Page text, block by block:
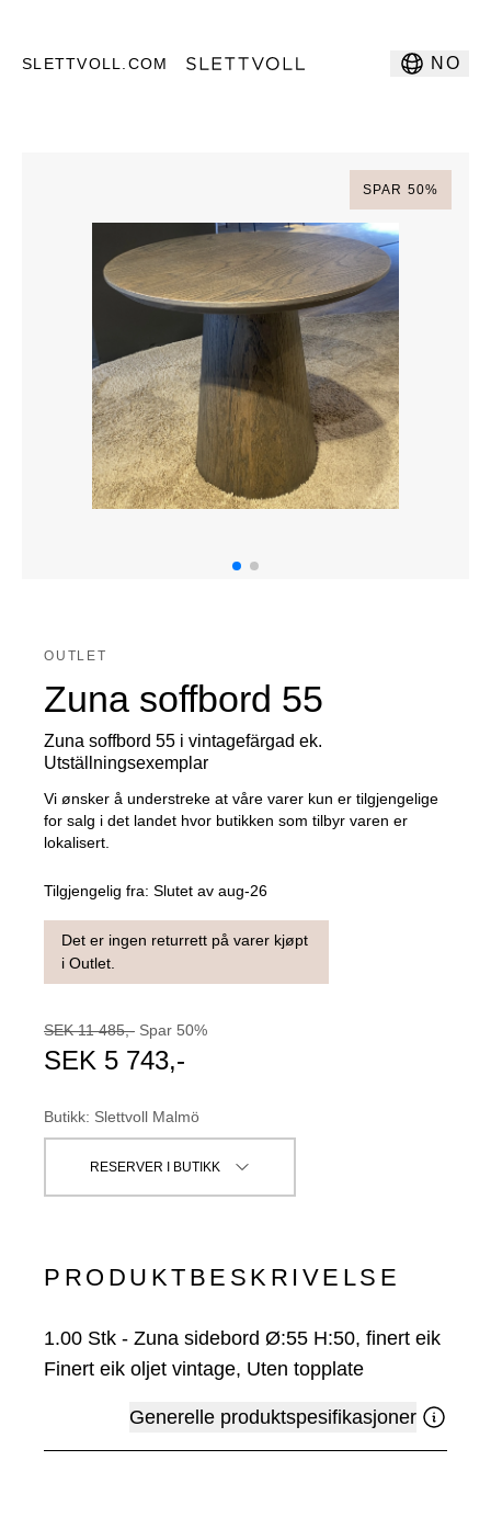
SLETTVOLL.COM NO
SPAR 50%
OUTLET
Zuna soffbord 55
Zuna soffbord 55 i vintagefärgad ek.
Utställningsexemplar
Vi ønsker å understreke at våre varer kun er tilgjengelige
for salg i det landet hvor butikken som tilbyr varen er
lokalisert.
Tilgjengelig fra: Slutet av aug-26
Det er ingen returrett på varer kjøpt
i Outlet.
SEK 11 485,- Spar 50%
SEK 5 743,-
Butikk: Slettvoll Malmö
RESERVER I BUTIKK
PRODUKTBESKRIVELSE
1.00 Stk - Zuna sidebord Ø:55 H:50, finert eik
Finert eik oljet vintage, Uten topplate
Generelle produktspesifikasjoner